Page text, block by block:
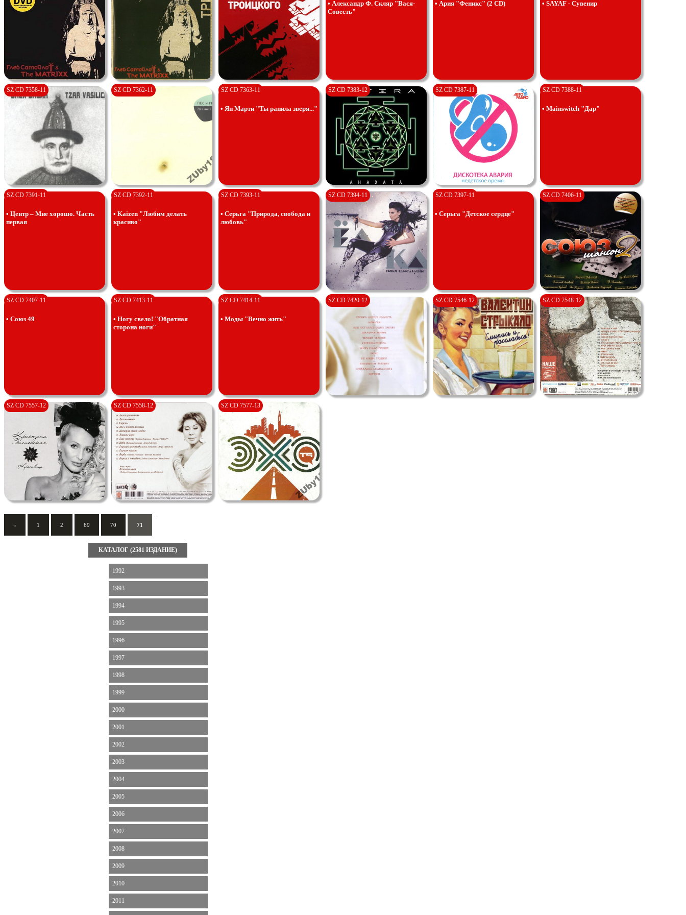
• Александр Ф. Скляр "Вася-
Совесть"
• Ария "Феникс" (2 CD) • SAYAF - Сувенир
SZ CD 7358-11 SZ CD 7362-11 SZ CD 7363-11
• Ян Марти "Ты ранила зверя..."
SZ CD 7383-12 SZ CD 7387-11 SZ CD 7388-11
• Mainswitch "Дар"
SZ CD 7391-11
• Центр – Мне хорошо. Часть
первая
SZ CD 7392-11
• Kaizen "Любим делать
красиво"
SZ CD 7393-11
• Серьга "Природа, свобода и
любовь"
SZ CD 7394-11 SZ CD 7397-11
• Серьга "Детское сердце"
SZ CD 7406-11
SZ CD 7407-11
• Союз 49
SZ CD 7413-11
• Ногу свело! "Обратная
сторона ноги"
SZ CD 7414-11
• Моды "Вечно жить"
SZ CD 7420-12 SZ CD 7546-12 SZ CD 7548-12
SZ CD 7557-12 SZ CD 7558-12 SZ CD 7577-13
« 1 2
69
70 71
КАТАЛОГ (2581 ИЗДАНИЕ)
1992
1993
1994
1995
1996
1997
1998
1999
2000
2001
2002
2003
2004
2005
2006
2007
2008
2009
2010
2011